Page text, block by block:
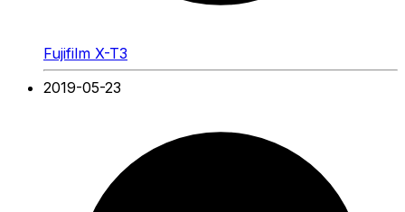
Fujifilm X-T3
2019-05-23